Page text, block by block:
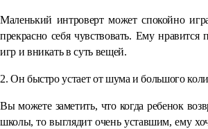
Маленький интроверт может спокойно
прекрасно себя чувствовать. Ему
игр и вникать в суть вещей.
2. Он быстро устает от шума и большого
Вы можете заметить, что когда ребенок
школы, то выглядит очень уставшим, ему